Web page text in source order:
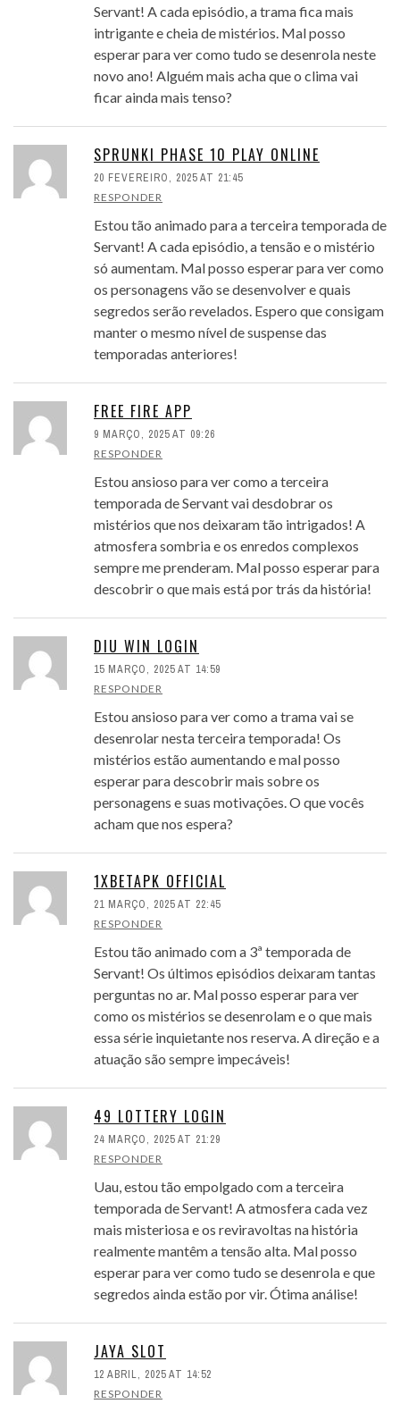
Servant! A cada episódio, a trama fica mais
intrigante e cheia de mistérios. Mal posso
esperar para ver como tudo se desenrola neste
novo ano! Alguém mais acha que o clima vai
ficar ainda mais tenso?
SPRUNKI PHASE 10 PLAY ONLINE
20 FEVEREIRO, 2025 AT 21:45
RESPONDER
Estou tão animado para a terceira temporada de
Servant! A cada episódio, a tensão e o mistério
só aumentam. Mal posso esperar para ver como
os personagens vão se desenvolver e quais
segredos serão revelados. Espero que consigam
manter o mesmo nível de suspense das
temporadas anteriores!
FREE FIRE APP
9 MARÇO, 2025 AT 09:26
RESPONDER
Estou ansioso para ver como a terceira
temporada de Servant vai desdobrar os
mistérios que nos deixaram tão intrigados! A
atmosfera sombria e os enredos complexos
sempre me prenderam. Mal posso esperar para
descobrir o que mais está por trás da história!
DIU WIN LOGIN
15 MARÇO, 2025 AT 14:59
RESPONDER
Estou ansioso para ver como a trama vai se
desenrolar nesta terceira temporada! Os
mistérios estão aumentando e mal posso
esperar para descobrir mais sobre os
personagens e suas motivações. O que vocês
acham que nos espera?
1XBETAPK OFFICIAL
21 MARÇO, 2025 AT 22:45
RESPONDER
Estou tão animado com a 3ª temporada de
Servant! Os últimos episódios deixaram tantas
perguntas no ar. Mal posso esperar para ver
como os mistérios se desenrolam e o que mais
essa série inquietante nos reserva. A direção e a
atuação são sempre impecáveis!
49 LOTTERY LOGIN
24 MARÇO, 2025 AT 21:29
RESPONDER
Uau, estou tão empolgado com a terceira
temporada de Servant! A atmosfera cada vez
mais misteriosa e os reviravoltas na história
realmente mantêm a tensão alta. Mal posso
esperar para ver como tudo se desenrola e que
segredos ainda estão por vir. Ótima análise!
JAYA SLOT
12 ABRIL, 2025 AT 14:52
RESPONDER